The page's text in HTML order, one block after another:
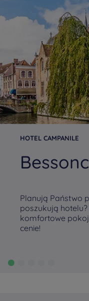
HOTEL CAMPANILE
Planują Państwo
poszukują
komfortowe
cenie!